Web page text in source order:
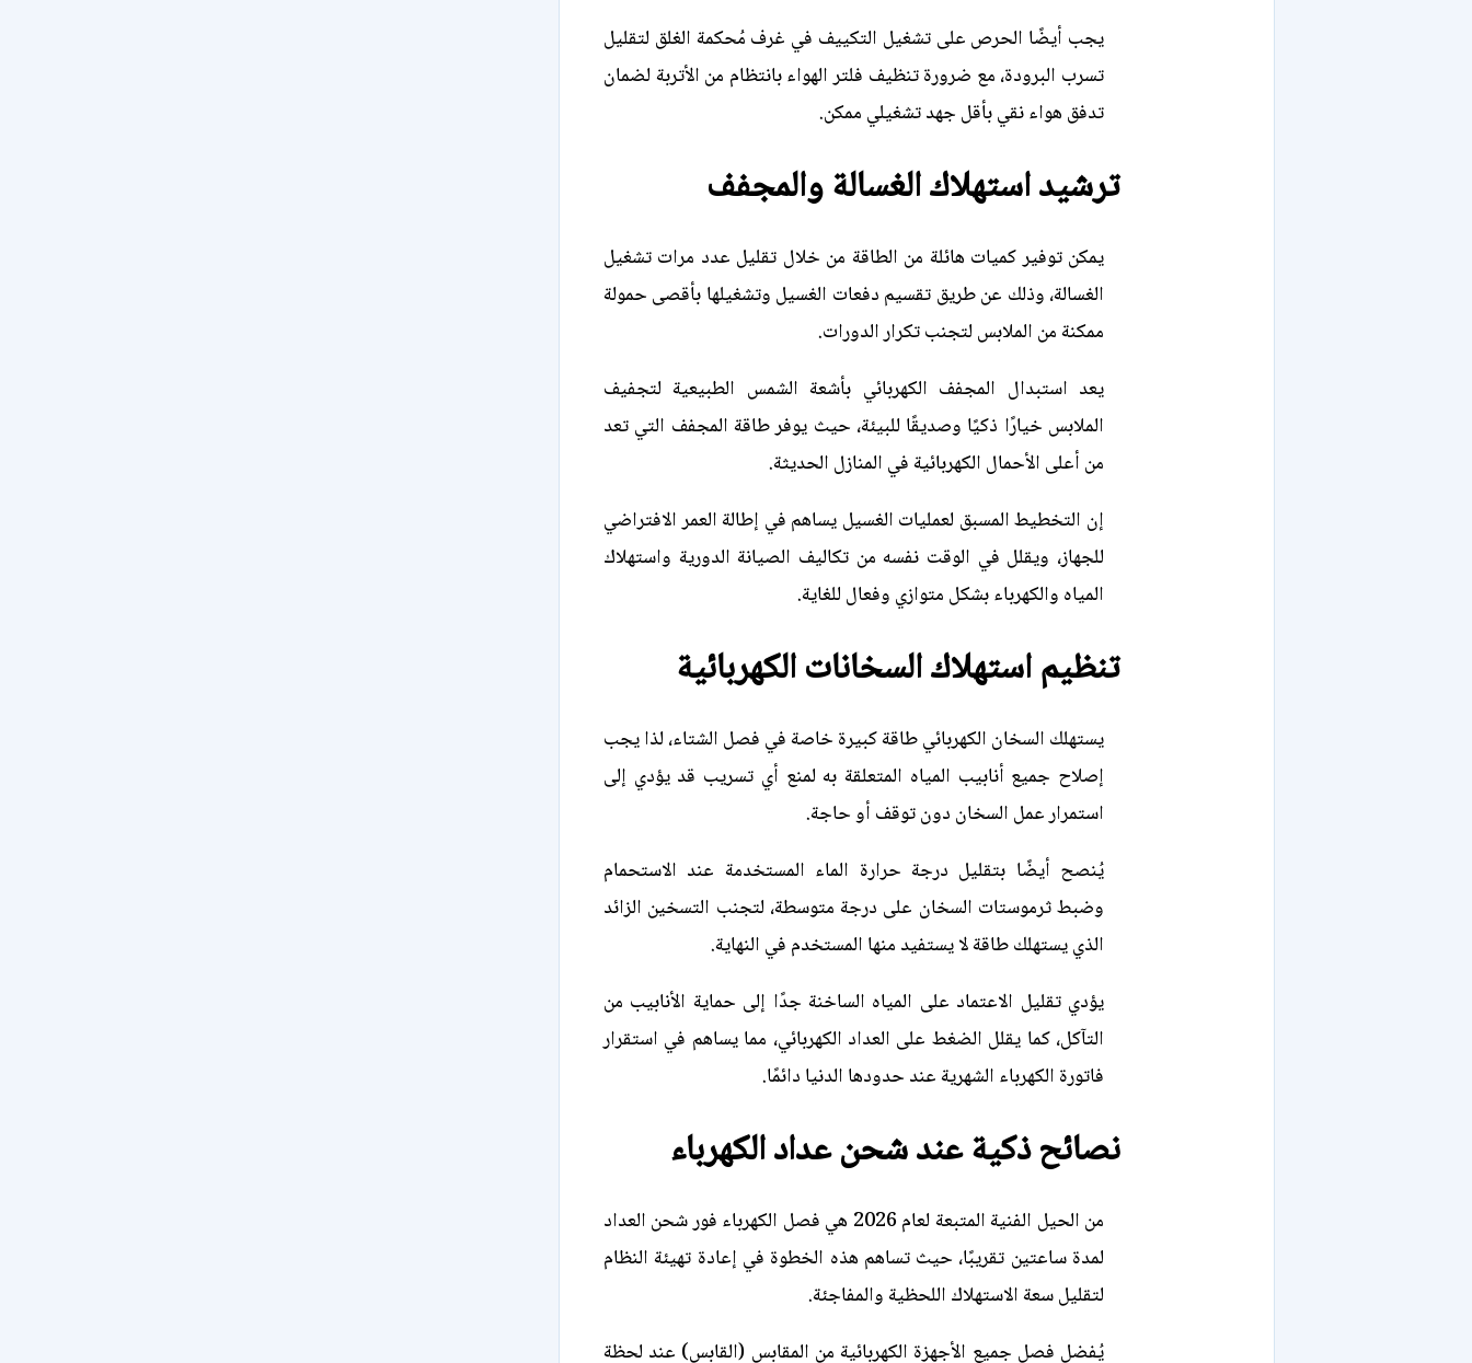
يجب أيضًا الحرص على تشغيل التكييف في غرف مُحكمة الغلق لتقليل
تسرب البرودة، مع ضرورة تنظيف فلتر الهواء بانتظام من الأتربة لضمان
تدفق هواء نقي بأقل جهد تشغيلي ممكن.
ترشيد استهلاك الغسالة والمجفف
يمكن توفير كميات هائلة من الطاقة من خلال تقليل عدد مرات تشغيل
الغسالة، وذلك عن طريق تقسيم دفعات الغسيل وتشغيلها بأقصى حمولة
ممكنة من الملابس لتجنب تكرار الدورات.
يعد استبدال المجفف الكهربائي بأشعة الشمس الطبيعية لتجفيف
الملابس خيارًا ذكيًا وصديقًا للبيئة، حيث يوفر طاقة المجفف التي تعد
من أعلى الأحمال الكهربائية في المنازل الحديثة.
إن التخطيط المسبق لعمليات الغسيل يساهم في إطالة العمر الافتراضي
للجهاز، ويقلل في الوقت نفسه من تكاليف الصيانة الدورية واستهلاك
المياه والكهرباء بشكل متوازي وفعال للغاية.
تنظيم استهلاك السخانات الكهربائية
يستهلك السخان الكهربائي طاقة كبيرة خاصة في فصل الشتاء، لذا يجب
إصلاح جميع أنابيب المياه المتعلقة به لمنع أي تسريب قد يؤدي إلى
استمرار عمل السخان دون توقف أو حاجة.
يُنصح أيضًا بتقليل درجة حرارة الماء المستخدمة عند الاستحمام
وضبط ثرموستات السخان على درجة متوسطة، لتجنب التسخين الزائد
الذي يستهلك طاقة لا يستفيد منها المستخدم في النهاية.
يؤدي تقليل الاعتماد على المياه الساخنة جدًا إلى حماية الأنابيب من
التآكل، كما يقلل الضغط على العداد الكهربائي، مما يساهم في استقرار
فاتورة الكهرباء الشهرية عند حدودها الدنيا دائمًا.
نصائح ذكية عند شحن عداد الكهرباء
من الحيل الفنية المتبعة لعام 2026 هي فصل الكهرباء فور شحن العداد
لمدة ساعتين تقريبًا، حيث تساهم هذه الخطوة في إعادة تهيئة النظام
لتقليل سعة الاستهلاك اللحظية والمفاجئة.
يُفضل فصل جميع الأجهزة الكهربائية من المقابس (القابس) عند لحظة